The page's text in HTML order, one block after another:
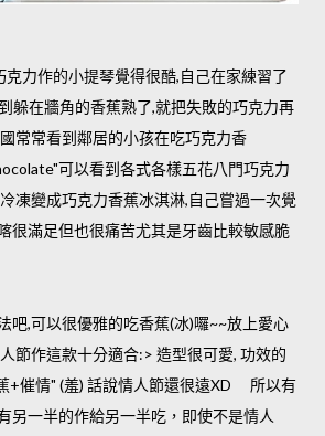
克力作的小提琴覺得很酷,自己在家練習了
躲在牆角的香蕉熟了,就把失敗的巧克力再
常常看到鄰居的小孩在吃巧克力香
可以看到各式各樣五花八門巧克力
凍變成巧克力香蕉冰淇淋,自己嘗過一次覺
很滿足但也很痛苦尤其是牙齒比較敏感脆
吧,可以很優雅的吃香蕉(冰)囉~~放上愛心
節作這款十分適合:> 造型很可愛, 功效的
+催情" (羞) 話說情人節還很遠XD 所以有
另一半的作給另一半吃，即使不是情人